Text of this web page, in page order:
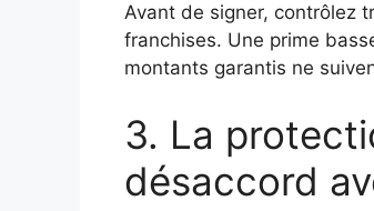
Avant de signer, contrôlez
franchises. Une prime
montants garantis ne
3. La
désaccord